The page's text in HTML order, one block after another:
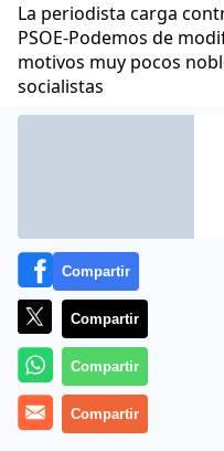
La periodista carga
PSOE-Podemos de
motivos muy pocos
socialistas
José Antonio Puglisi
Compartir
Compartir
Compartir
Compartir